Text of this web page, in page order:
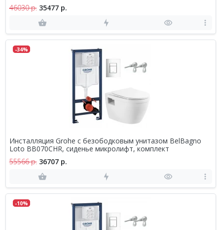
46030 р. 35477 р.
-34%
Инсталляция Grohe с безободковым унитазом BelBagno
Loto BB070CHR, сиденье микролифт, комплект
55566 р. 36707 р.
-10%